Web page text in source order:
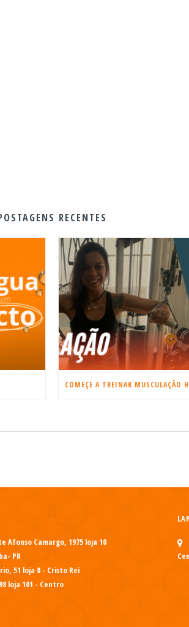
RECENTES
Afonso Camargo, 1975 loja 10
PR
51 loja 8 - Cristo Rei
loja 101 - Centro